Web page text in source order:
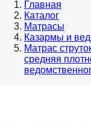
Главная
Каталог
Матрасы
Казармы и
Матрас
средняя